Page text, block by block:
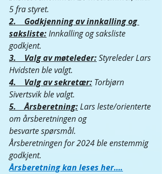
5 fra styret.
2.    Godkjenning av innkalling og
saksliste:Innkalling og saksliste
godkjent.
3.    Valg av møteleder:Styreleder Lars
Hvidsten ble valgt.
4.    Valg av sekretær: Torbjørn
Sivertsvik ble valgt.
5.    Årsberetning:Lars leste/orienterte
om årsberetningen og
besvarte spørsmål.
Årsberetningen for 2024 ble enstemmig
godkjent.
Årsberetning kan leses her….